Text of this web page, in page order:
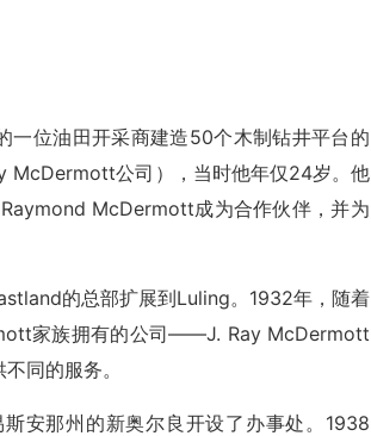
位油田开采商建造50个木制钻井平台的
公司），当时他年仅24岁。他
McDermott成为合作伙伴，并为
的总部扩展到Luling。1932年，随着
家族拥有的公司——J. Ray McDermott
同的服务。
安那州的新奥尔良开设了办事处。1938